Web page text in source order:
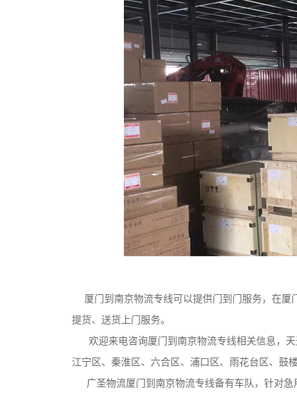
厦门到南京物流专线可以提供门到门服务，在厦
提货、送货上门服务。
欢迎来电咨询厦门到南京物流专线相关信息，天
江宁区、秦淮区、六合区、浦口区、雨花台区、鼓
广圣物流厦门到南京物流专线备有车队，针对急